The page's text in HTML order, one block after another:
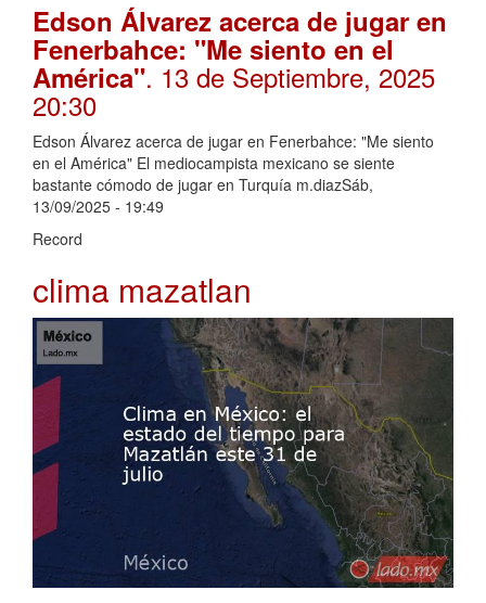
Edson Álvarez acerca de jugar en
Fenerbahce: "Me siento en el
América". 13 de Septiembre, 2025
20:30
Edson Álvarez acerca de jugar en Fenerbahce: "Me siento
en el América" El mediocampista mexicano se siente
bastante cómodo de jugar en Turquía m.diazSáb,
13/09/2025 - 19:49
Record
clima mazatlan